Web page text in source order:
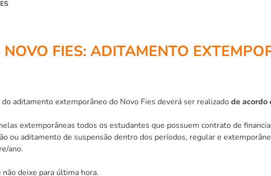
FIES: ADITAMENTO
do aditamento extemporâneo do Novo Fies deverá ser realizadode acordo
extemporâneas todos os estudantes que possuem contrato de
ou aditamento de suspensão dentro dos períodos, regular e
ano.
deixe para última hora.